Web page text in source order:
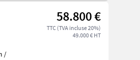
58.800 €
TTC (TVA incluse 20%)
49.000 € HT